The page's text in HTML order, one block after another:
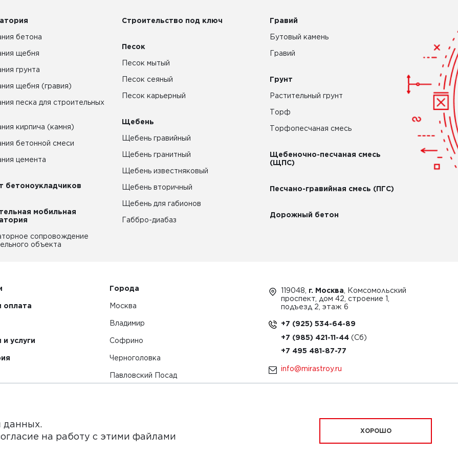
бетона
щебня
грунта
щебня (гравия)
песка для строительных
кирпича (камня)
бетонной смеси
цемента
бетоноукладчиков
мобильная
сопровождение
объекта
Строительство под ключ
Песок
Песок мытый
Песок сеяный
Песок карьерный
Щебень
Щебень гравийный
Щебень гранитный
Щебень известняковый
Щебень вторичный
Щебень для габионов
Габбро-диабаз
Гравий
Бутовый камень
Гравий
Грунт
Растительный грунт
Торф
Торфопесчаная смесь
Щебеночно-песчаная смесь
(ЩПС)
Песчано-гравийная смесь (ПГС)
Дорожный бетон
оплата
услуги
Города
Москва
Владимир
Софрино
Черноголовка
Павловский Посад
119048, г. Москва , Комсомольский
проспект, дом 42, строение 1,
подъезд 2, этаж 6
+7 (925) 534-64-89
+7 (985) 421-11-44
+7 495 481-87-77
info@mirastroy.ru
сайт и его содержимое носит исключительно информационный характер и ни при каких условиях
данных.
на работу с этими файлами
ХОРОШО